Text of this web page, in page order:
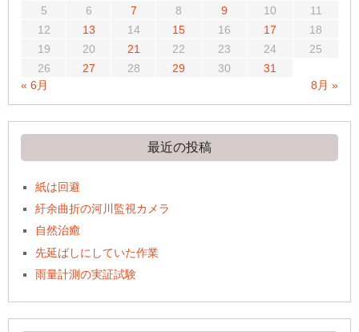
5
6 7 8 9 10
11
12
13 14 15 16 17
18
19
20 21 22 23 24
25
26
27 28 29 30
31
« 6月
8月 »
最近の投稿
紙は回避
紆余曲折の河川監視カメラ
自然治癒
先延ばしにしていた作業
雨量計測の実証試験